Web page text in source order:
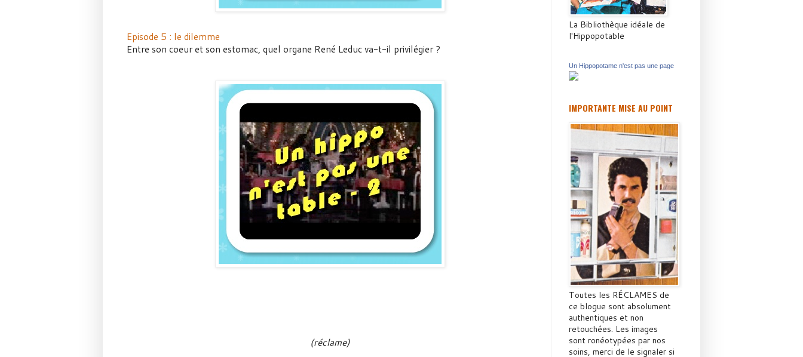
Episode 5 : le dilemme
Entre son coeur et son estomac, quel organe René Leduc va-t-il privilégier ?
(réclame)
La Bibliothèque idéale de
l'Hippopotable
Un Hippopotame n'est pas une page
IMPORTANTE MISE AU POINT
Toutes les RÉCLAMES de
ce blogue sont absolument
authentiques et non
retouchées. Les images
sont ronéotypées par nos
soins, merci de le signaler si